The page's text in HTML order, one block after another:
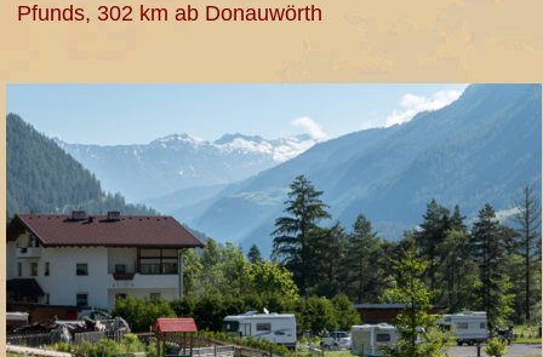
Pfunds, 302 km ab Donauwörth